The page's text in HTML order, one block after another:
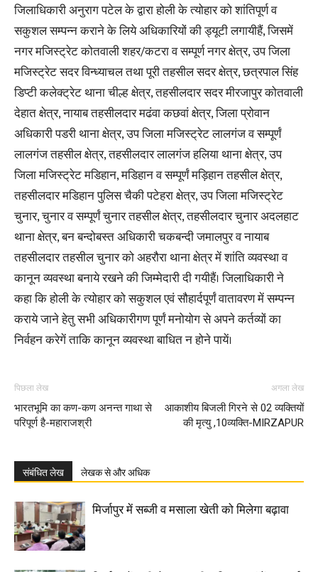
जिलाधिकारी अनुराग पटेल के द्वारा होली के त्योहार को शांतिपूर्ण व
सकुशल सम्पन्न कराने के लिये अधिकारियों की ड्यूटी लगायीहैं, जिसमें
नगर मजिस्ट्रेट कोतवाली शहर/कटरा व सम्पूर्ण नगर क्षेत्र, उप जिला
मजिस्ट्रेट सदर विन्ध्याचल तथा पूरी तहसील सदर क्षेत्र, छत्रपाल सिंह
डिप्टी कलेक्ट्रेट थाना चील्ह क्षेत्र, तहसीलदार सदर मीरजापुर कोतवाली
देहात क्षेत्र, नायाब तहसीलदार मढंवा कछवां क्षेत्र, जिला प्रोवान
अधिकारी पडरी थाना क्षेत्र, उप जिला मजिस्ट्रेट लालगंज व सम्पूर्णं
लालगंज तहसील क्षेत्र, तहसीलदार लालगंज हलिया थाना क्षेत्र, उप
जिला मजिस्ट्रेट मडिहान, मडिहान व सम्पूर्णं मड़िहान तहसील क्षेत्र,
तहसीलदार मडिहान पुलिस चैकी पटेहरा क्षेत्र, उप जिला मजिस्ट्रेट
चुनार, चुनार व सम्पूर्णं चुनार तहसील क्षेत्र, तहसीलदार चुनार अदलहाट
थाना क्षेत्र, बन बन्दोबस्त अधिकारी चकबन्दी जमालपुर व नायाब
तहसीलदार तहसील चुनार को अहरौरा थाना क्षेत्र में शांति व्यवस्था व
कानून व्यवस्था बनाये रखने की जिम्मेदारी दी गयीहैं। जिलाधिकारी ने
कहा कि होली के त्योहार को सकुशल एवं सौहार्दपूर्णं वातावरण में सम्पन्न
कराये जाने हेतु सभी अधिकारीगण पूर्णं मनोयोग से अपने कर्तव्यों का
निर्वहन करेगें ताकि कानून व्यवस्था बाधित न होने पायें।
पिछला लेख
भारतभूमि का कण-कण अनन्त गाथा से
परिपूर्ण है-महाराजश्री
अगला लेख
आकाशीय बिजली गिरने से 02 व्यक्तियों
की मृत्यु ,10व्यक्ति-MIRZAPUR
संबंधित लेख लेखक से और अधिक
मिर्जापुर में सब्जी व मसाला खेती को मिलेगा बढ़ावा